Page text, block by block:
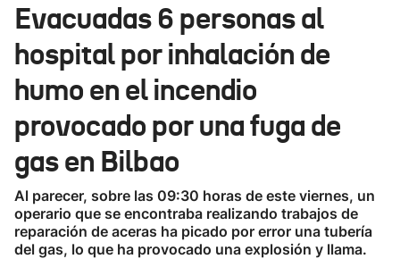
Ikusmiran
Eguraldia
Evacuadas 6 personas al
hospital por inhalación de
humo en el incendio
provocado por una fuga de
gas en Bilbao
Al parecer, sobre las 09:30 horas de este viernes, un
operario que se encontraba realizando trabajos de
reparación de aceras ha picado por error una tubería
del gas, lo que ha provocado una explosión y llama.